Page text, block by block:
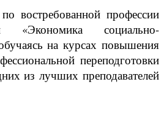
востребованной профессии
«Экономика социально-
на курсах повышения
переподготовки
из лучших преподавателей